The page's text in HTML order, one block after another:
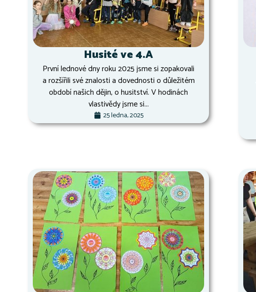
Husité ve 4.A
První lednové dny roku 2025 jsme si zopakovali
a rozšířili své znalosti a dovednosti o důležitém
období našich dějin, o husitství. V hodinách
vlastivědy jsme si...
25 ledna, 2025